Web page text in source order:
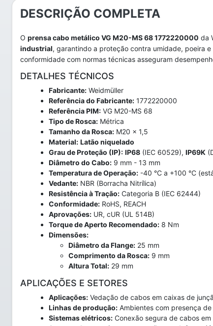
DESCRIÇÃO COMPLETA
O prensa cabo metálico VG M20-MS 68 1772220000 da
industrial, garantindo a proteção contra umidade, poeira
conformidade com normas técnicas asseguram
DETALHES TÉCNICOS
Fabricante: Weidmüller
Referência do Fabricante: 1772220000
Referência PIM: VG M20-MS 68
Tipo de Rosca: Métrica
Tamanho da Rosca: M20 x 1,5
Material: Latão niquelado
Grau de Proteção (IP): IP68 (IEC 60529), IP69K
Diâmetro do Cabo: 9 mm - 13 mm
Temperatura de Operação: -40 °C a +100 °C
Vedante: NBR (Borracha Nitrílica)
Resistência à Tração: Categoria B (IEC 62444)
Conformidade: RoHS, REACH
Aprovações: UR, cUR (UL 514B)
Torque de Aperto Recomendado: 8 Nm
Dimensões:
Diâmetro da Flange: 25 mm
Comprimento da Rosca: 9 mm
Altura Total: 29 mm
APLICAÇÕES E SETORES
Aplicações: Vedação de cabos em caixas de
Linhas de produção: Ambientes com presença
Sistemas elétricos: Conexão segura de cabos